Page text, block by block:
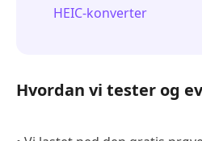
HEIC-konverter
Hvordan vi tester og